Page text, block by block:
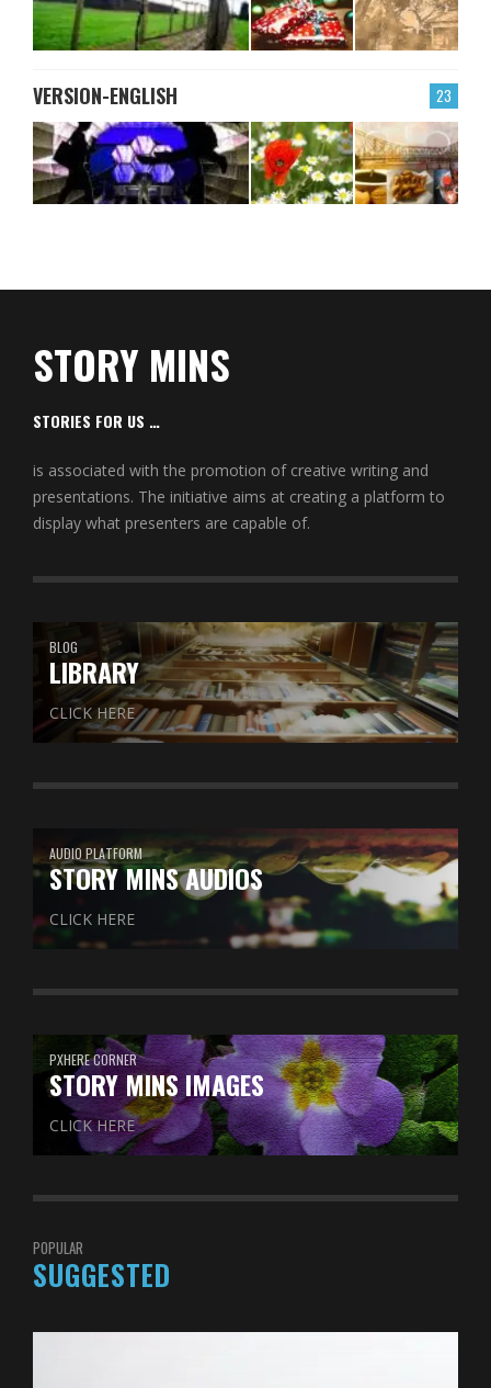
23
VERSION-ENGLISH
STORY MINS
STORIES FOR US …
is associated with the promotion of creative writing and
presentations. The initiative aims at creating a platform to
display what presenters are capable of.
BLOG
LIBRARY
CLICK HERE
AUDIO PLATFORM
STORY MINS AUDIOS
CLICK HERE
PXHERE CORNER
STORY MINS IMAGES
CLICK HERE
POPULAR
SUGGESTED